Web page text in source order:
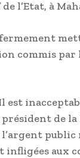
l’Etat, à
commis par
est
de
public
infligées aux